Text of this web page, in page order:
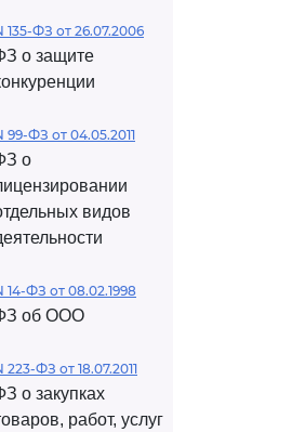
135-ФЗ от 26.07.2006
о защите
99-ФЗ от 04.05.2011
о
видов
14-ФЗ от 08.02.1998
об ООО
223-ФЗ от 18.07.2011
о закупках
работ, услуг